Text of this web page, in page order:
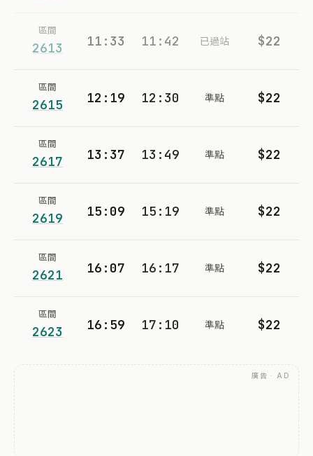
區間
2613 11:33 11:42 已過站 $22
區間
2615 12:19 12:30 準點 $22
區間
2617 13:37 13:49 準點 $22
區間
2619 15:09 15:19 準點 $22
區間
2621 16:07 16:17 準點 $22
區間
2623 16:59 17:10 準點 $22
廣告 · AD